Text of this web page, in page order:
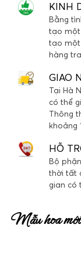
KINH
Bằng
tạo một
tạo một
hàng
GIAO
Tại Hà
có thể
Thông
khoảng
HỖ
Bộ
thời tất
gian có
Mẫu hoa mới